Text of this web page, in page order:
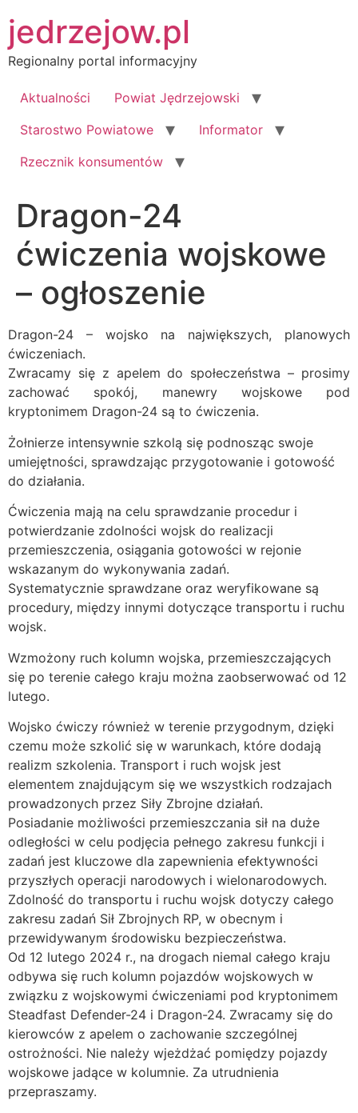
do
treści
jedrzejow.pl
Regionalny portal informacyjny
Aktualności
Powiat Jędrzejowski
Starostwo Powiatowe
Informator
Rzecznik konsumentów
Dragon-24
ćwiczenia wojskowe
– ogłoszenie
Dragon-24 – wojsko na największych, planowych
ćwiczeniach.
Zwracamy się z apelem do społeczeństwa – prosimy
zachować spokój, manewry wojskowe pod
kryptonimem Dragon-24 są to ćwiczenia.
Żołnierze intensywnie szkolą się podnosząc swoje
umiejętności, sprawdzając przygotowanie i gotowość
do działania.
Ćwiczenia mają na celu sprawdzanie procedur i
potwierdzanie zdolności wojsk do realizacji
przemieszczenia, osiągania gotowości w rejonie
wskazanym do wykonywania zadań.
Systematycznie sprawdzane oraz weryfikowane są
procedury, między innymi dotyczące transportu i ruchu
wojsk.
Wzmożony ruch kolumn wojska, przemieszczających
się po terenie całego kraju można zaobserwować od 12
lutego.
Wojsko ćwiczy również w terenie przygodnym, dzięki
czemu może szkolić się w warunkach, które dodają
realizm szkolenia. Transport i ruch wojsk jest
elementem znajdującym się we wszystkich rodzajach
prowadzonych przez Siły Zbrojne działań.
Posiadanie możliwości przemieszczania sił na duże
odległości w celu podjęcia pełnego zakresu funkcji i
zadań jest kluczowe dla zapewnienia efektywności
przyszłych operacji narodowych i wielonarodowych.
Zdolność do transportu i ruchu wojsk dotyczy całego
zakresu zadań Sił Zbrojnych RP, w obecnym i
przewidywanym środowisku bezpieczeństwa.
Od 12 lutego 2024 r., na drogach niemal całego kraju
odbywa się ruch kolumn pojazdów wojskowych w
związku z wojskowymi ćwiczeniami pod kryptonimem
Steadfast Defender-24 i Dragon-24. Zwracamy się do
kierowców z apelem o zachowanie szczególnej
ostrożności. Nie należy wjeżdżać pomiędzy pojazdy
wojskowe jadące w kolumnie. Za utrudnienia
przepraszamy.